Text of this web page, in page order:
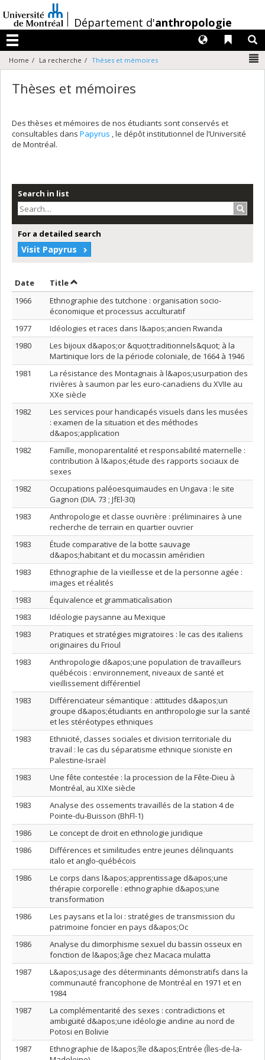
au
contenu
/Département d'anthropologie
Menu
Liens
Langues
Home La recherche Thèses et mémoires
Thèses et mémoires
Des thèses et mémoires de nos étudiants sont conservés et
consultables dans Papyrus , le dépôt institutionnel de l’Université
de Montréal.
Search in list
For a detailed search
Visit Papyrus
Date Sort by date in descending order
TitleSort by title in descending order
1966
Ethnographie des tutchone : organisation socio-
économique et processus acculturatif
1977
Idéologies et races dans l&apos;ancien Rwanda
1980
Les bijoux d&apos;or &quot;traditionnels&quot; à la
Martinique lors de la période coloniale, de 1664 à 1946
1981
La résistance des Montagnais à l&apos;usurpation des
rivières à saumon par les euro-canadiens du XVIIe au
XXe siècle
1982
Les services pour handicapés visuels dans les musées
: examen de la situation et des méthodes
d&apos;application
1982
Famille, monoparentalité et responsabilité maternelle :
contribution à l&apos;étude des rapports sociaux de
sexes
1982
Occupations paléoesquimaudes en Ungava : le site
Gagnon (DIA. 73 ; JfEl-30)
1983
Anthropologie et classe ouvrière : préliminaires à une
recherche de terrain en quartier ouvrier
1983
Étude comparative de la botte sauvage
d&apos;habitant et du mocassin améridien
1983
Ethnographie de la vieillesse et de la personne agée :
images et réalités
1983
Équivalence et grammaticalisation
1983
Idéologie paysanne au Mexique
1983
Pratiques et stratégies migratoires : le cas des italiens
originaires du Frioul
1983
Anthropologie d&apos;une population de travailleurs
québécois : environnement, niveaux de santé et
vieillissement différentiel
1983
Différenciateur sémantique : attitudes d&apos;un
groupe d&apos;étudiants en anthropologie sur la santé
et les stéréotypes ethniques
1983
Ethnicité, classes sociales et division territoriale du
travail : le cas du séparatisme ethnique sioniste en
Palestine-Israël
1983
Une fête contestée : la procession de la Fête-Dieu à
Montréal, au XIXe siècle
1983
Analyse des ossements travaillés de la station 4 de
Pointe-du-Buisson (BhFl-1)
1986
Le concept de droit en ethnologie juridique
1986
Différences et similitudes entre jeunes délinquants
italo et anglo-québécois
1986
Le corps dans l&apos;apprentissage d&apos;une
thérapie corporelle : ethnographie d&apos;une
transformation
1986
Les paysans et la loi : stratégies de transmission du
patrimoine foncier en pays d&apos;Oc
1986
Analyse du dimorphisme sexuel du bassin osseux en
fonction de l&apos;âge chez Macaca mulatta
1987
L&apos;usage des déterminants démonstratifs dans la
communauté francophone de Montréal en 1971 et en
1984
1987
La complémentarité des sexes : contradictions et
ambigüité d&apos;une idéologie andine au nord de
Potosi en Bolivie
1987
Ethnographie de l&apos;île d&apos;Entrée (Îles-de-la-